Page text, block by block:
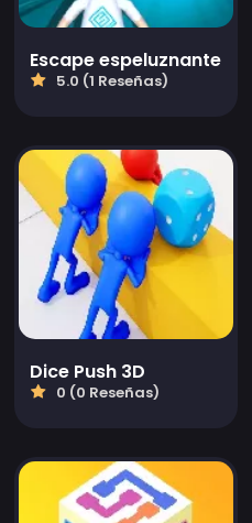
Escape espeluznante
5.0 (1 Reseñas)
Dice Push 3D
0 (0 Reseñas)